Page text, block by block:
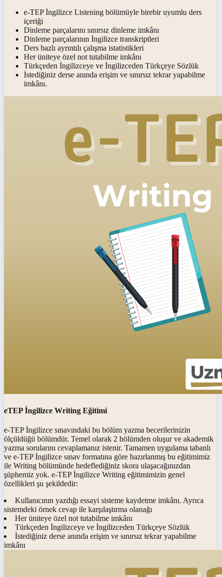
e-TEP İngilizce Listening bölümüyle birebir uyumlu ders
içeriği
Dinleme parçalarını sınırsız dinleme imkânı
Dinleme parçalarının İngilizce transkriptleri
Ders bazlı ayrıntılı çalışma istatistikleri
Her üniteye özel not tutabilme imkânı
Türkçeden İngilizceye ve İngilizceden Türkçeye Sözlük
İstediğiniz derse anında erişim ve sınırsız tekrar yapabilme
imkânı.
eTEP İngilizce Writing Eğitimi
e-TEP İngilizce sınavındaki bu bölüm yazma becerilerinizin
ölçüldüğü bölümdür. Temel olarak 2 bölümden oluşur ve akademik
yazma sorularını cevaplamanız istenir. Tamamen uygulama tabanlı
ve e-TEP İngilizce sınav formatına göre hazırlanmış bu eğitimimiz
ile Writing bölümünde hedeflediğiniz skora ulaşacağınızdan
şüphemiz yok. e-TEP İngilizce Writing eğitimimizin genel
özellikleri şu şekildedir:
Kullanıcının yazdığı essayi sisteme kaydetme imkânı. Ayrıca
sistemdeki örnek cevap ile karşılaştırma olanağı
Her üniteye özel not tutabilme imkânı
Türkçeden İngilizceye ve İngilizceden Türkçeye Sözlük
İstediğiniz derse anında erişim ve sınırsız tekrar yapabilme
imkânı